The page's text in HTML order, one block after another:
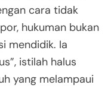
cara tidak
hukuman bukan
mendidik. Ia
istilah halus
yang melampaui